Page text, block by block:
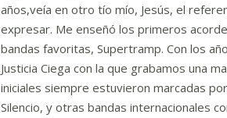
años,veía en otro tío mío, Jesús, el
expresar. Me enseñó los primeros
bandas favoritas, Supertramp. Con los
Justicia Ciega con la que grabamos una
iniciales siempre estuvieron marcadas
Silencio, y otras bandas internacionales